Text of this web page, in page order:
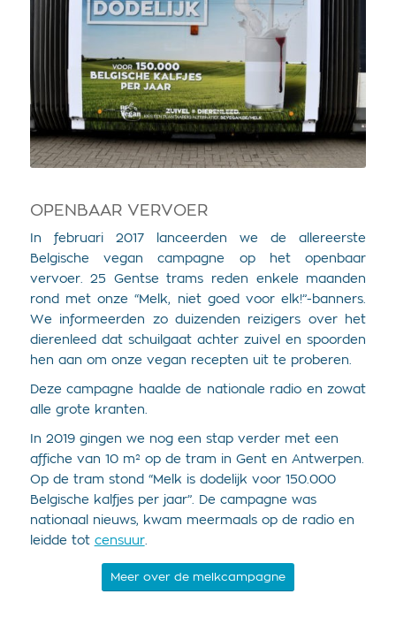
OPENBAAR VERVOER
In februari 2017 lanceerden we de allereerste
Belgische vegan campagne op het openbaar
vervoer. 25 Gentse trams reden enkele maanden
rond met onze “Melk, niet goed voor elk!”-banners.
We informeerden zo duizenden reizigers over het
dierenleed dat schuilgaat achter zuivel en spoorden
hen aan om onze vegan recepten uit te proberen.
Deze campagne haalde de nationale radio en zowat
alle grote kranten.
In 2019 gingen we nog een stap verder met een
affiche van 10 m² op de tram in Gent en Antwerpen.
Op de tram stond “Melk is dodelijk voor 150.000
Belgische kalfjes per jaar”. De campagne was
nationaal nieuws, kwam meermaals op de radio en
leidde tot censuur.
Meer over de melkcampagne